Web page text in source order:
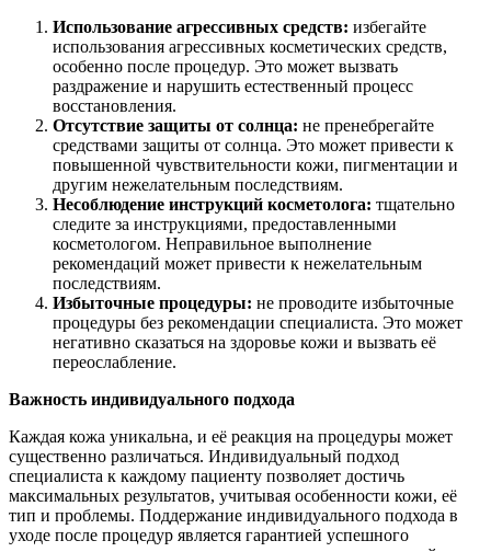
Использование агрессивных средств: избегайте
использования агрессивных косметических средств,
особенно после процедур. Это может вызвать
раздражение и нарушить естественный процесс
восстановления.
Отсутствие защиты от солнца: не пренебрегайте
средствами защиты от солнца. Это может привести к
повышенной чувствительности кожи, пигментации и
другим нежелательным последствиям.
Несоблюдение инструкций косметолога: тщательно
следите за инструкциями, предоставленными
косметологом. Неправильное выполнение
рекомендаций может привести к нежелательным
последствиям.
Избыточные процедуры: не проводите избыточные
процедуры без рекомендации специалиста. Это может
негативно сказаться на здоровье кожи и вызвать её
переослабление.
Важность индивидуального подхода
Каждая кожа уникальна, и её реакция на процедуры может
существенно различаться. Индивидуальный подход
специалиста к каждому пациенту позволяет достичь
максимальных результатов, учитывая особенности кожи, её
тип и проблемы. Поддержание индивидуального подхода в
уходе после процедур является гарантией успешного